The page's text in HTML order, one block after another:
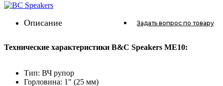
Описание Задать вопрос по товару
Технические характеристики B&C Speakers ME10:
Тип: ВЧ рупор
Горловина: 1" (25 мм)